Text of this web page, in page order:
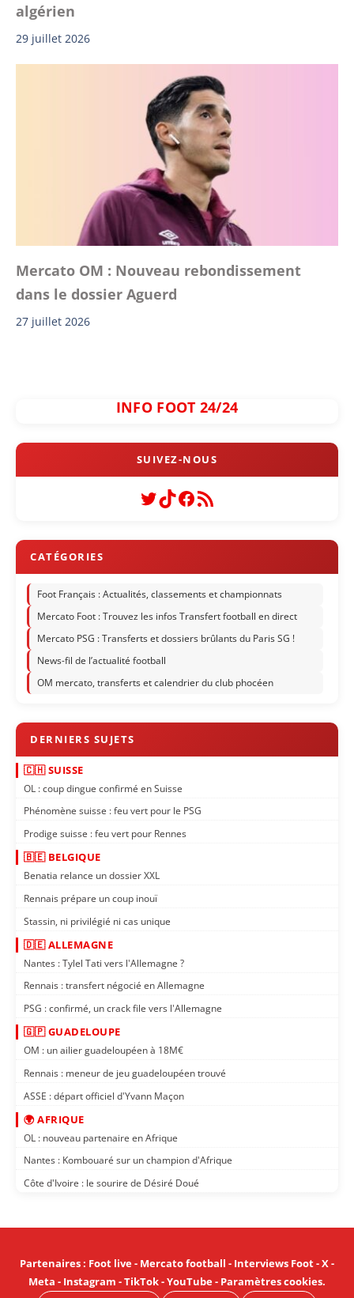
algérien
29 juillet 2026
Mercato OM : Nouveau rebondissement
dans le dossier Aguerd
27 juillet 2026
INFO FOOT 24/24
Twitter
TikTok
Facebook
Flux RSS
Foot Français : Actualités, classements et championnats
Mercato Foot : Trouvez les infos Transfert football en direct
Mercato PSG : Transferts et dossiers brûlants du Paris SG !
News-fil de l’actualité football
OM mercato, transferts et calendrier du club phocéen
🇨🇭 SUISSE
OL : coup dingue confirmé en Suisse
Phénomène suisse : feu vert pour le PSG
Prodige suisse : feu vert pour Rennes
🇧🇪 BELGIQUE
Benatia relance un dossier XXL
Rennais prépare un coup inouï
Stassin, ni privilégié ni cas unique
🇩🇪 ALLEMAGNE
Nantes : Tylel Tati vers l'Allemagne ?
Rennais : transfert négocié en Allemagne
PSG : confirmé, un crack file vers l'Allemagne
🇬🇵 GUADELOUPE
OM : un ailier guadeloupéen à 18M€
Rennais : meneur de jeu guadeloupéen trouvé
ASSE : départ officiel d'Yvann Maçon
🌍 AFRIQUE
OL : nouveau partenaire en Afrique
Nantes : Kombouaré sur un champion d'Afrique
Côte d'Ivoire : le sourire de Désiré Doué
Partenaires: Foot live- Mercato football - Interviews Foot-X-
Meta - Instagram -TikTok-YouTube- Paramètres cookies.